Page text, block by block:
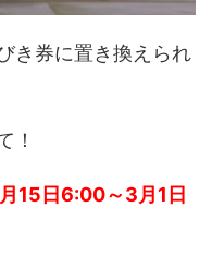
き券に置き換えられ
！
月15日6:00～3月1日